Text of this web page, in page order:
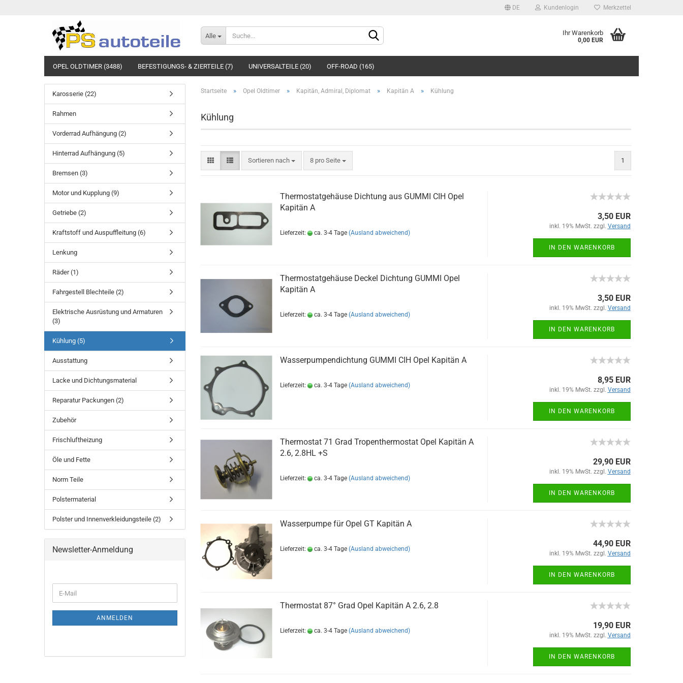
DE Kundenlogin
Konto erstellen
Merkzettel
Alle Ihr Warenkorb
0,00 EUR
OPEL OLDTIMER (3488) BEFESTIGUNGS- & ZIERTEILE (7) UNIVERSALTEILE (20) OFF-ROAD (165)
Startseite » Opel Oldtimer » Kapitän, Admiral, Diplomat » Kapitän A » Kühlung
Kühlung
Sortieren nach 8 pro Seite 1
Thermostatgehäuse Dichtung aus GUMMI CIH Opel
Kapitän A
Lieferzeit: ca. 3-4 Tage (Ausland abweichend)
3,50 EUR
inkl. 19% MwSt. zzgl. Versand
IN DEN WARENKORB
Thermostatgehäuse Deckel Dichtung GUMMI Opel
Kapitän A
Lieferzeit: ca. 3-4 Tage (Ausland abweichend)
3,50 EUR
inkl. 19% MwSt. zzgl. Versand
IN DEN WARENKORB
Wasserpumpendichtung GUMMI CIH Opel Kapitän A
Lieferzeit: ca. 3-4 Tage (Ausland abweichend)
8,95 EUR
inkl. 19% MwSt. zzgl. Versand
IN DEN WARENKORB
Thermostat 71 Grad Tropenthermostat Opel Kapitän A
2.6, 2.8HL +S
Lieferzeit: ca. 3-4 Tage (Ausland abweichend)
29,90 EUR
inkl. 19% MwSt. zzgl. Versand
IN DEN WARENKORB
Wasserpumpe für Opel GT Kapitän A
Lieferzeit: ca. 3-4 Tage (Ausland abweichend)
44,90 EUR
inkl. 19% MwSt. zzgl. Versand
IN DEN WARENKORB
Thermostat 87° Grad Opel Kapitän A 2.6, 2.8
Lieferzeit: ca. 3-4 Tage (Ausland abweichend)
19,90 EUR
inkl. 19% MwSt. zzgl. Versand
IN DEN WARENKORB
Karosserie (22)
Rahmen
Vorderrad Aufhängung (2)
Hinterrad Aufhängung (5)
Bremsen (3)
Motor und Kupplung (9)
Getriebe (2)
Kraftstoff und Auspuffleitung (6)
Lenkung
Räder (1)
Fahrgestell Blechteile (2)
Elektrische Ausrüstung und Armaturen
(3)
Kühlung (5)
Ausstattung
Lacke und Dichtungsmaterial
Reparatur Packungen (2)
Zubehör
Frischluftheizung
Öle und Fette
Norm Teile
Polstermaterial
Polster und Innenverkleidungsteile (2)
Newsletter-Anmeldung
ANMELDEN